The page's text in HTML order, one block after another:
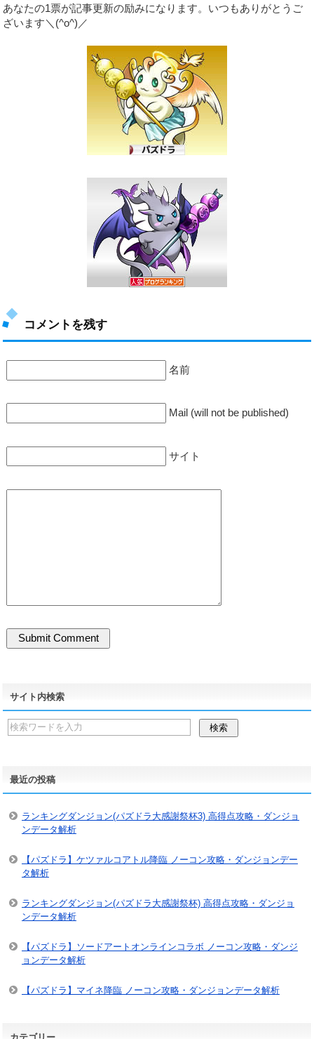
あなたの1票が記事更新の励みになります。いつもありがとうご
ざいます＼(^o^)／
コメントを残す
名前
Mail (will not be published)
サイト
サイト内検索
最近の投稿
ランキングダンジョン(パズドラ大感謝祭杯3) 高得点攻略・ダンジョ
ンデータ解析
【パズドラ】ケツァルコアトル降臨 ノーコン攻略・ダンジョンデー
タ解析
ランキングダンジョン(パズドラ大感謝祭杯) 高得点攻略・ダンジョ
ンデータ解析
【パズドラ】ソードアートオンラインコラボ ノーコン攻略・ダンジ
ョンデータ解析
【パズドラ】マイネ降臨 ノーコン攻略・ダンジョンデータ解析